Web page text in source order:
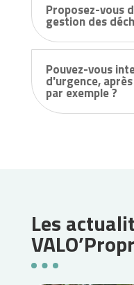
Proposez-vous
gestion des
Pouvez-vous
d'urgence,
par exemple ?
Les